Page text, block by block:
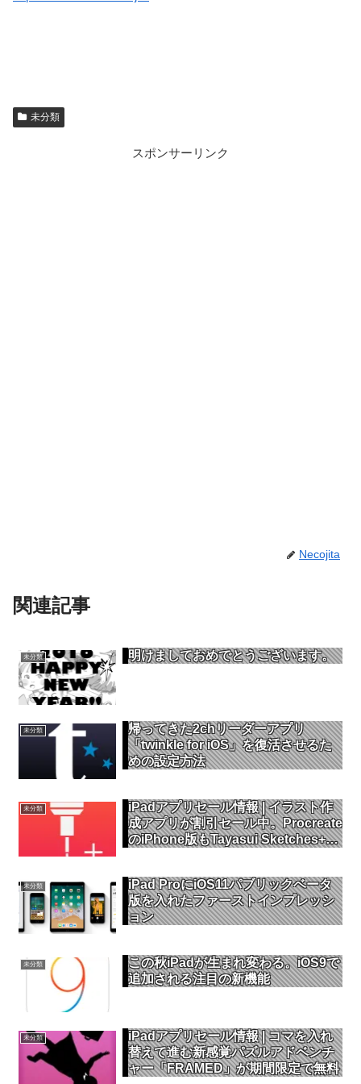
未分類
スポンサーリンク
Necojita
関連記事
未分類 明けましておめでとうございます。
未分類
帰ってきた2chリーダーアプリ
「twinkle for iOS」を復活させるた
めの設定方法
未分類
iPadアプリセール情報 | イラスト作
成アプリが割引セール中。Procreate
のiPhone版もTayasui Sketches+も
未分類
iPad ProにiOS11パブリックベータ
版を入れたファーストインプレッシ
ョン
未分類
この秋iPadが生まれ変わる。iOS9で
追加される注目の新機能
未分類
iPadアプリセール情報 | コマを入れ
替えて進む新感覚パズルアドベンチ
ャー「FRAMED」が期間限定で無料